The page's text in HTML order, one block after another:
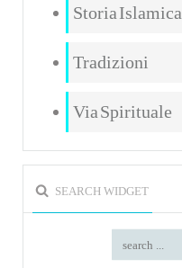
Storia Islamica
Tradizioni
Via Spirituale
SEARCH WIDGET